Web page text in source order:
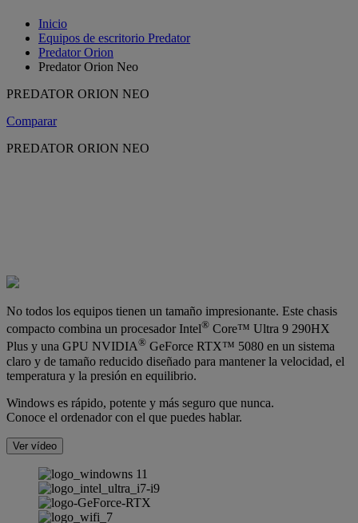
Inicio
Equipos de escritorio Predator
Predator Orion
Predator Orion Neo
PREDATOR ORION NEO
Comparar
PREDATOR ORION NEO
No todos los equipos tienen un tamaño impresionante. Este chasis
compacto combina un procesador Intel® Core™ Ultra 9 290HX
Plus y una GPU NVIDIA® GeForce RTX™ 5080 en un sistema
claro y de tamaño reducido diseñado para mantener la velocidad, el
temperatura y la presión en equilibrio.
Windows es rápido, potente y más seguro que nunca.
Conoce el ordenador con el que puedes hablar.
Ver vídeo